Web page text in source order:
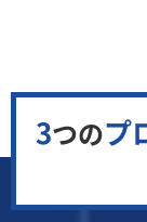
3つのプ